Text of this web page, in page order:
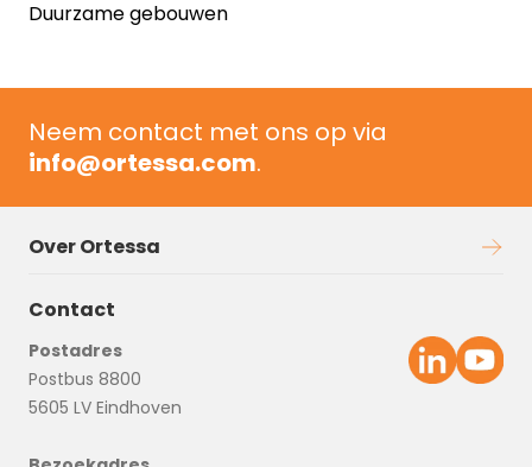
Duurzame gebouwen
Neem contact met ons op via
info@ortessa.com.
Over Ortessa
Contact
Postadres
Postbus 8800
5605 LV Eindhoven